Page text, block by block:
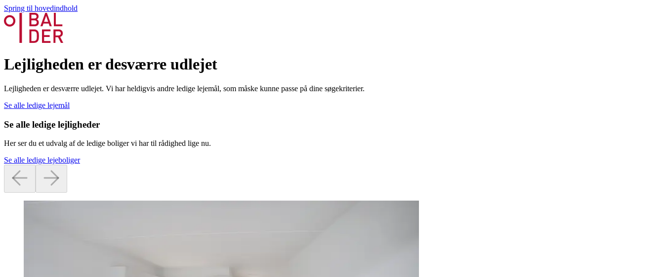
Spring til hovedindhold
Lejligheden er desværre udlejet
Lejligheden er desværre udlejet. Vi har heldigvis andre ledige lejemål, som måske kunne passe på dine søgekriterier.
Se alle ledige lejemål
Se alle ledige lejligheder
Her ser du et udvalg af de ledige boliger vi har til rådighed lige nu.
Se alle ledige lejeboliger